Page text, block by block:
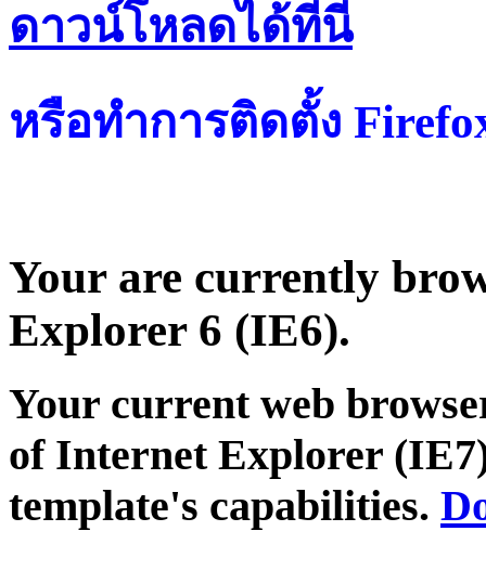
ดาวน์โหลดได้ที่น
หรือทำการติดตั้ง
Your are currently
Explorer 6 (IE6).
Your current web
of Internet Explorer
template's capabilities.